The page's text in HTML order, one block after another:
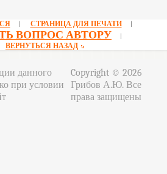
| СТРАНИЦА ДЛЯ ПЕЧАТИ|
ВОПРОС АВТОРУ
ВЕРНУТЬСЯ НАЗАД
данного
при условии
Copyright © 2026
Грибов А.Ю. Все
права защищены